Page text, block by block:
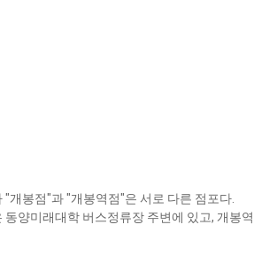
"개봉점"과 "개봉역점"은 서로 다른 점포다.
동양미래대학 버스정류장 주변에 있고, 개봉